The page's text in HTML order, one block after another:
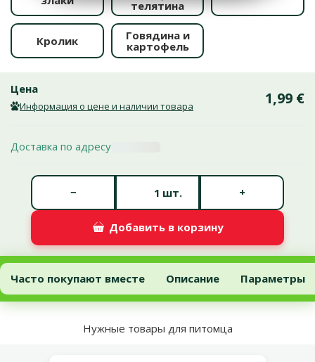
телятина
Кролик
Говядина и
картофель
Цена
Информация о цене и наличии товара 1,99 €
Доставка по адресу
шт.
− +
Добавить в корзину
Консервы для собак – Vom Feinsten Classic Beef and Turkey
Добавить в корзину
Часто покупают вместе Описание Параметры
В начало страницы
Нужные товары для питомца